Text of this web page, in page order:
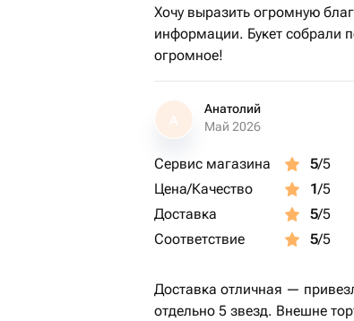
Хочу выразить огромную
информации. Букет собрали
огромное!
А
Анатолий
Май 2026
Сервис магазина 5/5
Цена/Качество
1/5
Доставка
5/5
Соответствие
5/5
Доставка отличная —
отдельно 5 звезд. Внешне